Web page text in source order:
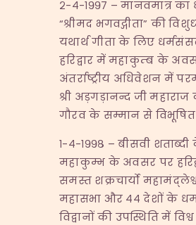
२-४-१९९७ – मानवमात्र का
“श्रीमद भगवद्गीता” की
यथार्थ गीता के लिए धर्मसंसद
हरिद्वार में महाकुम्ब के
अंतर्राष्ट्रीय अधिवेशन में
श्री अड़गड़ानन्द जी महाराज
गौरव के सम्मान से विभूषित
१-४-१९९८ – बीसवी
महाकुम्भ के अवसर पर
समस्त शक्रचार्यो
महासभा और ४४ देशों के
विद्वानों की उपस्थिति में